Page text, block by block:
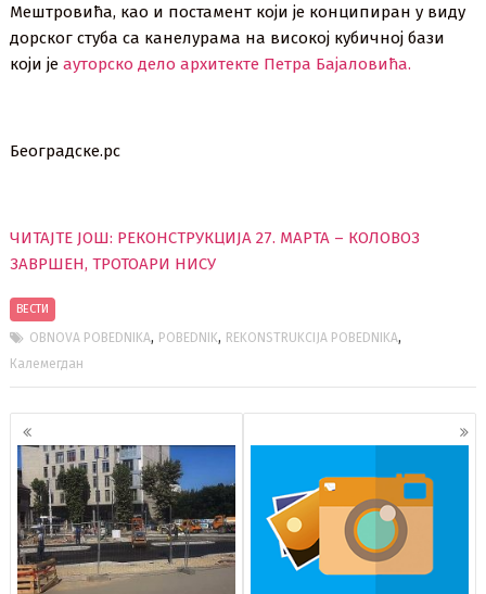
Мештровића, као и постамент који је конципиран у виду
дорског стуба са канелурама на високој кубичној бази
који јеауторско дело архитекте Петра Бајаловића.
Београдске.рс
ЧИТАЈТЕ ЈОШ: РЕКОНСТРУКЦИЈА 27. МАРТА – КОЛОВОЗ
ЗАВРШЕН, ТРОТОАРИ НИСУ
ВЕСТИ
OBNOVA POBEDNIKA, POBEDNIK, REKONSTRUKCIJA POBEDNIKA,
Калемегдан
Кретање
чланака